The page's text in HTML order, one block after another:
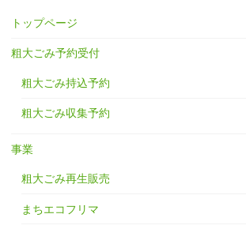
トップページ
粗大ごみ予約受付
粗大ごみ持込予約
粗大ごみ収集予約
事業
粗大ごみ再生販売
まちエコフリマ